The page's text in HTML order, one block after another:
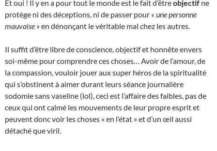
Et oui ! Il y en a pour tout le monde est le fait d’êtreobjectif ne
protège ni des déceptions, ni de passer pour « une personne
mauvaise » en dénonçant le véritable mal chez les autres.
Il suffit d’être libre de conscience, objectif et honnête envers
soi-même pour comprendre ces choses… Avoir de l’amour, de
la compassion, vouloir jouer aux super héros de la spiritualité
qui s’obstinent à aimer durant leurs séance journalière
sodomie sans vaseline (lol), ceci est l’affaire des faibles, pas de
ceux qui ont calmé les mouvements de leur propre esprit et
peuvent donc voir les choses « en l’état » et d’un œil aussi
détaché que viril.